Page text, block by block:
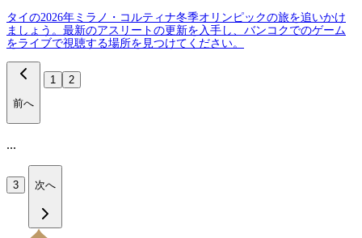
タイの2026年ミラノ・コルティナ冬季オリンピックの旅を追いかけ
ましょう。最新のアスリートの更新を入手し、バンコクでのゲーム
をライブで視聴する場所を見つけてください。
前へ
1 2
...
3 次へ